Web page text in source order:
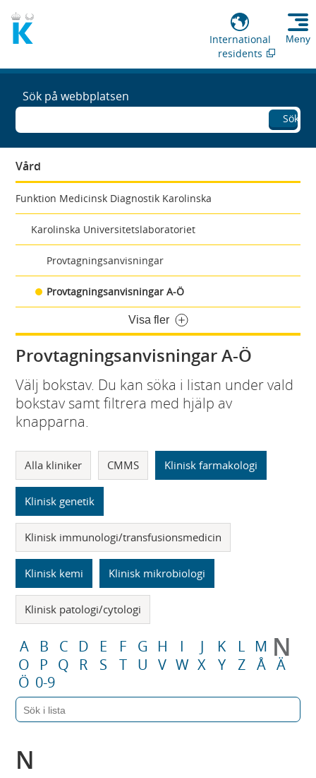
International
residents
Meny
Sök på webbplatsen
Sök
Vård
Funktion Medicinsk Diagnostik Karolinska
Karolinska Universitetslaboratoriet
Provtagningsanvisningar
Provtagningsanvisningar A-Ö
Visa fler
Provtagningsanvisningar A-Ö
Välj bokstav. Du kan söka i listan under vald
bokstav samt filtrera med hjälp av
knapparna.
Alla kliniker CMMS Klinisk farmakologi
Klinisk genetik
Klinisk immunologi/transfusionsmedicin
Klinisk kemi Klinisk mikrobiologi
Klinisk patologi/cytologi
A B C D E F G H I J K L M N
O P Q R S T U V W X Y Z Å Ä
Ö 0-9
N